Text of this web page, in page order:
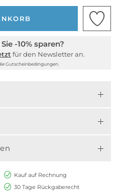
-10% sparen?
für den Newsletter an.
Gutscheinbedingungen.
Kauf auf Rechnung
30 Tage Rückgaberecht